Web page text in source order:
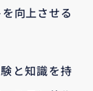
向上させる
と知識を持